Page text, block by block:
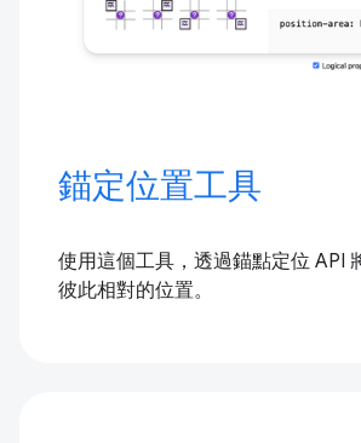
錨定位置工具
使用這個工具，透過錨點定位 API
彼此相對的位置。